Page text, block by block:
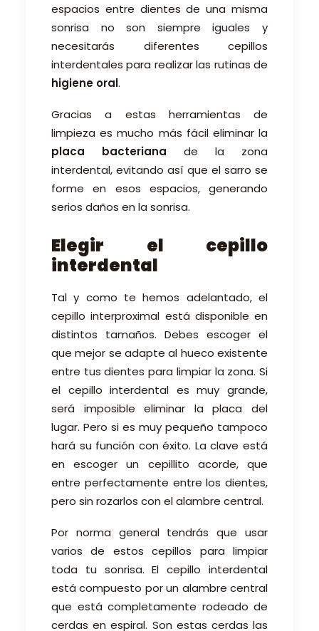
espacios entre dientes de una misma
sonrisa no son siempre iguales y
necesitarás diferentes cepillos
interdentales para realizar las rutinas de
higiene oral.
Gracias a estas herramientas de
limpieza es mucho más fácil eliminar la
placa bacteriana de la zona
interdental, evitando así que el sarro se
forme en esos espacios, generando
serios daños en la sonrisa.
Elegir el cepillo
interdental
Tal y como te hemos adelantado, el
cepillo interproximal está disponible en
distintos tamaños. Debes escoger el
que mejor se adapte al hueco existente
entre tus dientes para limpiar la zona. Si
el cepillo interdental es muy grande,
será imposible eliminar la placa del
lugar. Pero si es muy pequeño tampoco
hará su función con éxito. La clave está
en escoger un cepillito acorde, que
entre perfectamente entre los dientes,
pero sin rozarlos con el alambre central.
Por norma general tendrás que usar
varios de estos cepillos para limpiar
toda tu sonrisa. El cepillo interdental
está compuesto por un alambre central
que está completamente rodeado de
cerdas en espiral. Son estas cerdas las